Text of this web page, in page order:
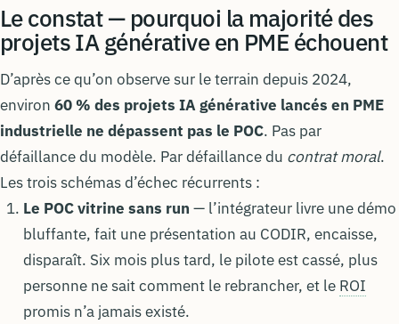
Le constat — pourquoi la majorité des
projets IA générative en PME échouent
D’après ce qu’on observe sur le terrain depuis 2024,
environ 60 % des projets IA générative lancés en PME
industrielle ne dépassent pas le POC. Pas par
défaillance du modèle. Par défaillance du contrat moral.
Les trois schémas d’échec récurrents :
Le POC vitrine sans run — l’intégrateur livre une démo
bluffante, fait une présentation au CODIR, encaisse,
disparaît. Six mois plus tard, le pilote est cassé, plus
personne ne sait comment le rebrancher, et le ROI
promis n’a jamais existé.